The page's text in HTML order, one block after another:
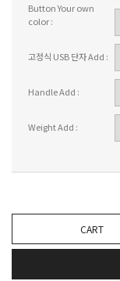
Button Your own
color :
고정식 USB 단자 Add :
Handle Add :
Weight Add :
CART